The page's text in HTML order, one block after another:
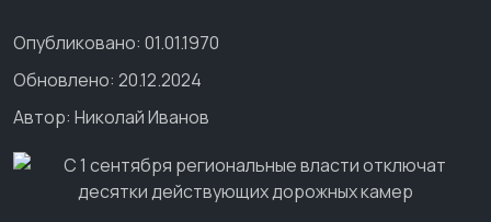
Опубликовано: 01.01.1970
Обновлено: 20.12.2024
Автор: Николай Иванов